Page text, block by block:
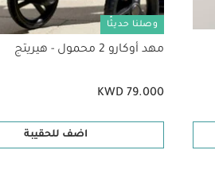
وصلنا حديثًا
مهد أوكارو 2 محمول - هيريتج
KWD 79.000
اضف للحقيبة